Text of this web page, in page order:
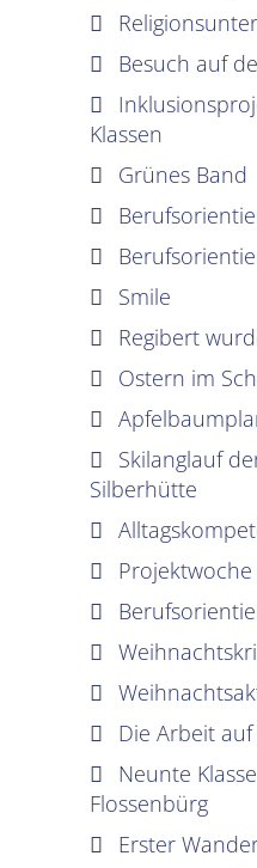
Besuch auf
Klassen
Grünes Band
Smile
Regibert
Ostern im
Skilanglauf
Silberhütte
Projektwoche
Die Arbeit
Neunte
Flossenbürg
Erster